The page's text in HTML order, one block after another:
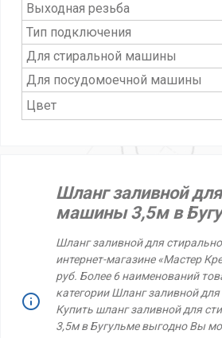
Выходная резьба
Тип подключения
Для стиральной машины
Для посудомоечной машины
Цвет
Шланг заливной
машины 3,5м в
Шланг заливной для
интернет-магазине «Мастер
руб. Более 6 наименований
категории Шланг заливной
Купить шланг заливной для
3,5м в Бугульме выгодно Вы